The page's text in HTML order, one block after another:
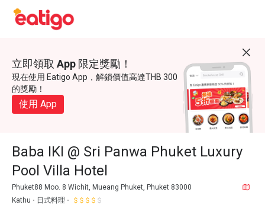
立即領取 App 限定獎勵！
現在使用 Eatigo App，解鎖價值高達THB 300
的獎勵！
使用 App
Baba IKI @ Sri Panwa Phuket Luxury
Pool Villa Hotel
Phuket88 Moo. 8 Wichit, Mueang Phuket, Phuket 83000
Kathu
日式料理